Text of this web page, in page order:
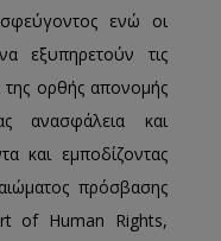
ενώ οι
εξυπηρετούν τις
της ορθής απονομής
ανασφάλεια και
και εμποδίζοντας
πρόσβασης
of Human Rights,